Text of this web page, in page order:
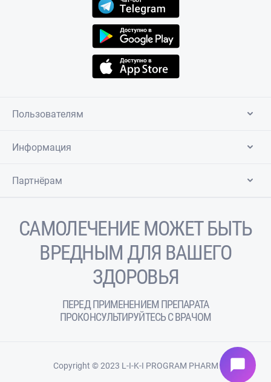
Пользователям
Информация
Партнёрам
САМОЛЕЧЕНИЕ МОЖЕТ БЫТЬ
ВРЕДНЫМ ДЛЯ ВАШЕГО
ЗДОРОВЬЯ
ПЕРЕД ПРИМЕНЕНИЕМ ПРЕПАРАТА
ПРОКОНСУЛЬТИРУЙТЕСЬ С ВРАЧОМ
Copyright © 2023 L-I-K-I PROGRAM PHARM chat_bubble